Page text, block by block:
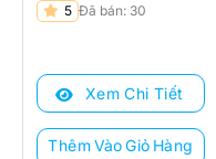
5 Đã bán: 30
Xem Chi Tiết
Thêm Vào Giỏ Hàng